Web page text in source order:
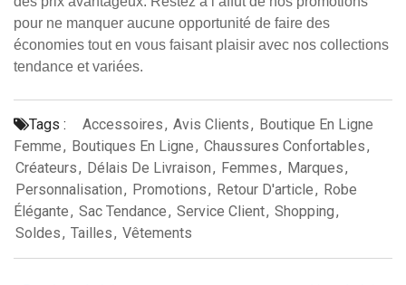
pour ne manquer aucune opportunité de faire des
économies tout en vous faisant plaisir avec nos collections
tendance et variées.
Tags : Accessoires, Avis Clients, Boutique En Ligne
Femme, Boutiques En Ligne, Chaussures Confortables,
Créateurs, Délais De Livraison, Femmes, Marques,
Personnalisation, Promotions, Retour D'article, Robe
Élégante, Sac Tendance, Service Client, Shopping,
Soldes, Tailles, Vêtements